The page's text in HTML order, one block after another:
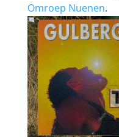
Omroep Nuenen.